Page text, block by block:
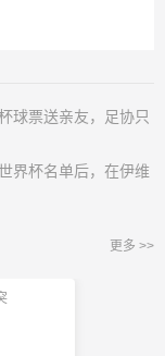
球票送亲友，足协只
界杯名单后，在伊维
更多 >>